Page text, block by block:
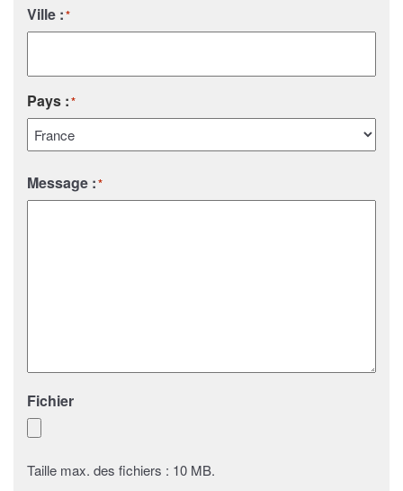
Ville :*
Pays :*
Message :*
Fichier
Taille max. des fichiers : 10 MB.